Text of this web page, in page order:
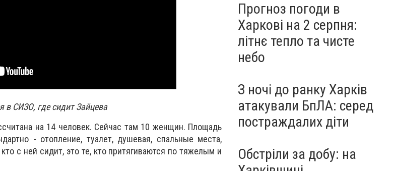
в СИЗО, где сидит Зайцева
на 14 человек. Сейчас там 10 женщин. Площадь
- отопление, туалет, душевая, спальные места,
с ней сидит, это те, кто притягиваются по тяжелым и
Прогноз погоди в
Харкові на 2 серпня:
літнє тепло та чисте
небо
З ночі до ранку Харків
атакували БпЛА: серед
постраждалих діти
Обстріли за добу: на